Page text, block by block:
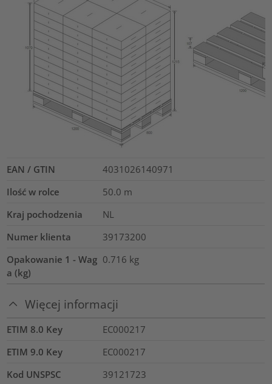
EAN / GTIN
4031026140971
Ilość w rolce
50.0 m
Kraj pochodzenia
NL
Numer klienta
39173200
Opakowanie 1 - Wag
a (kg)
0.716 kg
Więcej informacji
ETIM 8.0 Key
EC000217
ETIM 9.0 Key
EC000217
Kod UNSPSC
39121723